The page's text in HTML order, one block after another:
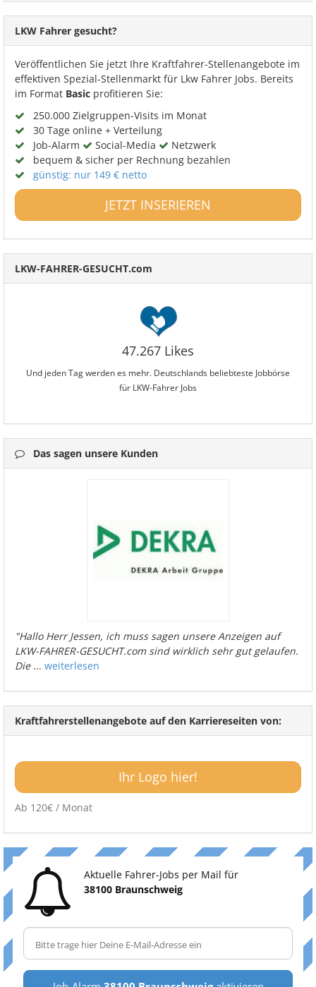
LKW Fahrer gesucht?
Veröffentlichen Sie jetzt Ihre Kraftfahrer-Stellenangebote im
effektiven Spezial-Stellenmarkt für Lkw Fahrer Jobs. Bereits
im Format Basic profitieren Sie:
250.000 Zielgruppen-Visits im Monat
30 Tage online + Verteilung
Job-Alarm
Social-Media
Netzwerk
bequem & sicher per Rechnung bezahlen
günstig: nur 149 € netto
JETZT INSERIEREN
LKW-FAHRER-GESUCHT.com
47.267 Likes
Und jeden Tag werden es mehr. Deutschlands beliebteste Jobbörse
für LKW-Fahrer Jobs
Das sagen unsere Kunden
"Hallo Herr Jessen, ich muss sagen unsere Anzeigen auf
LKW-FAHRER-GESUCHT.com sind wirklich sehr gut gelaufen.
Die... weiterlesen
Kraftfahrerstellenangebote auf den Karriereseiten von:
Ihr Logo hier!
Ab 120€ / Monat
Aktuelle Fahrer-Jobs per Mail für
38100 Braunschweig